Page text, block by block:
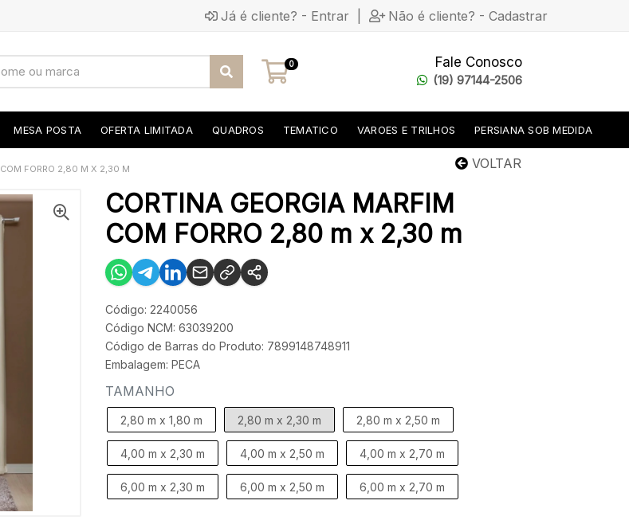
Já é cliente? - Entrar Não é cliente? - Cadastrar
0 Fale Conosco
(19) 97144-2506
MESA POSTA OFERTA LIMITADA QUADROS TEMATICO VAROES E TRILHOS PERSIANA SOB MEDIDA
VOLTAR
FORRO 2,80 M X 2,30 M
CORTINA GEORGIA MARFIM
COM FORRO 2,80 m x 2,30 m
Código: 2240056
Código NCM: 63039200
Código de Barras do Produto: 7899148748911
Embalagem: PECA
TAMANHO
2,80 m x 1,80 m 2,80 m x 2,30 m 2,80 m x 2,50 m
4,00 m x 2,30 m 4,00 m x 2,50 m 4,00 m x 2,70 m
6,00 m x 2,30 m 6,00 m x 2,50 m 6,00 m x 2,70 m